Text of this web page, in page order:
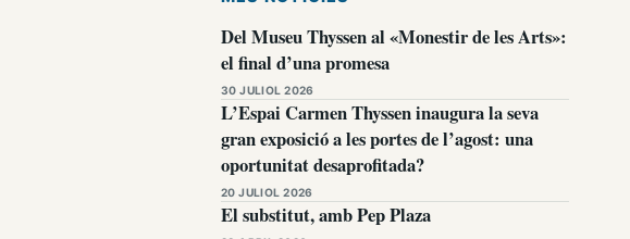
Del Museu Thyssen al «Monestir de les Arts»:
el final d’una promesa
30 JULIOL 2026
L’Espai Carmen Thyssen inaugura la seva
gran exposició a les portes de l’agost: una
oportunitat desaprofitada?
20 JULIOL 2026
El substitut, amb Pep Plaza